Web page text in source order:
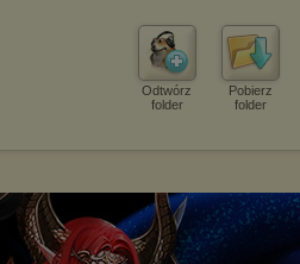
Odtwórz
folder
Pobierz
folder